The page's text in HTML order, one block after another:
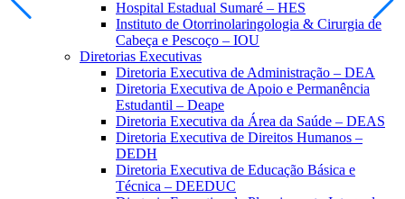
Hospital Estadual Sumaré – HES
Instituto de Otorrinolaringologia & Cirurgia de
Cabeça e Pescoço – IOU
Diretorias Executivas
Diretoria Executiva de Administração – DEA
Diretoria Executiva de Apoio e Permanência
Estudantil – Deape
Diretoria Executiva da Área da Saúde – DEAS
Diretoria Executiva de Direitos Humanos –
DEDH
Diretoria Executiva de Educação Básica e
Técnica – DEEDUC
Slide anterior